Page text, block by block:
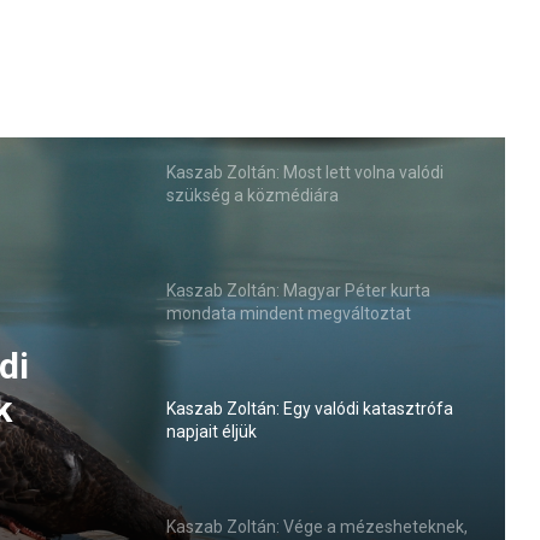
Kaszab Zoltán: Most lett volna valódi
szükség a közmédiára
Kaszab Zoltán: Magyar Péter kurta
mondata mindent megváltoztat
Kaszab Zoltán: Egy valódi katasztrófa
napjait éljük
Kaszab Zoltán: Vége a mézesheteknek,